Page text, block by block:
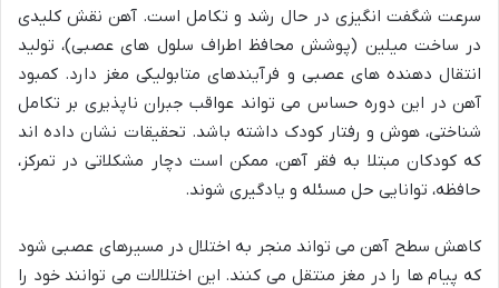
سرعت شگفت انگیزی در حال رشد و تکامل است. آهن نقش کلیدی
در ساخت میلین (پوشش محافظ اطراف سلول های عصبی)، تولید
انتقال دهنده های عصبی و فرآیندهای متابولیکی مغز دارد. کمبود
آهن در این دوره حساس می تواند عواقب جبران ناپذیری بر تکامل
شناختی، هوش و رفتار کودک داشته باشد. تحقیقات نشان داده اند
که کودکان مبتلا به فقر آهن، ممکن است دچار مشکلاتی در تمرکز،
حافظه، توانایی حل مسئله و یادگیری شوند.
کاهش سطح آهن می تواند منجر به اختلال در مسیرهای عصبی شود
که پیام ها را در مغز منتقل می کنند. این اختلالات می توانند خود را